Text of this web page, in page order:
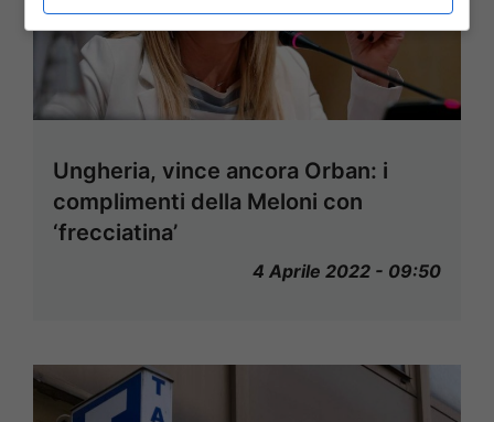
Ungheria, vince ancora Orban: i
complimenti della Meloni con
‘frecciatina’
4 Aprile 2022 - 09:50